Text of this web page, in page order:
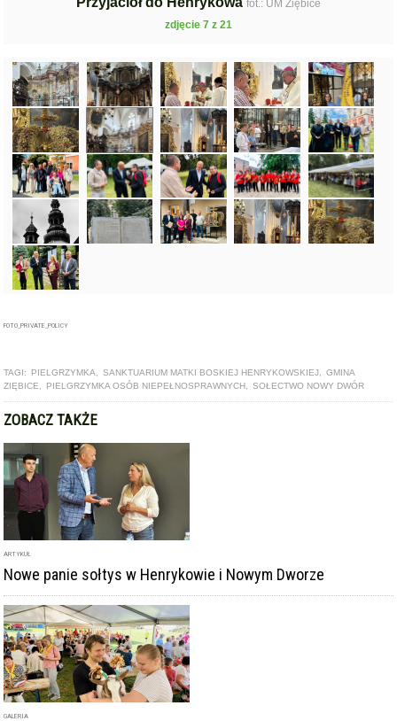
fot.: UM Ziębice
zdjęcie 7 z 21
FOTO_PRIVATE_POLICY
TAGI: PIELGRZYMKA SANKTUARIUM MATKI BOSKIEJ HENRYKOWSKIEJ
GMINA
ZIĘBICE
PIELGRZYMKA OSÓB NIEPEŁNOSPRAWNYCH SOŁECTWO NOWY DWÓR
ZOBACZ TAKŻE
ARTYKUŁ
Nowe panie sołtys w Henrykowie i Nowym Dworze
GALERIA